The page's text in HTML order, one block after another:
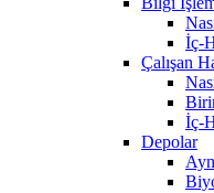
İç-
Çalışan
İç-
Depolar